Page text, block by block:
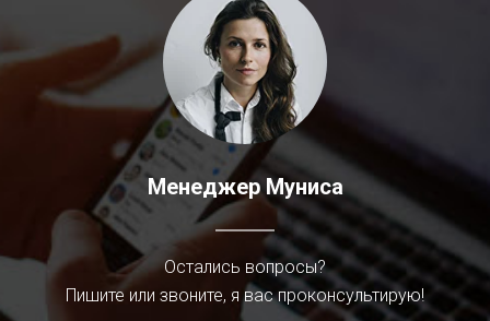
Менеджер Муниса
Остались вопросы?
Пишите или звоните, я вас проконсультирую!